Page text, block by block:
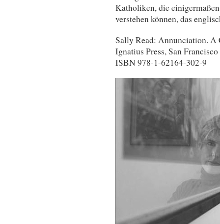
Katholiken, die
verstehen können, das
Sally Read: Annunciation.
Ignatius Press, San
ISBN 978-1-62164-302-9